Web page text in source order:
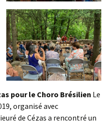
pour le Choro Brésilien Le
organisé avec
de Cézas a rencontré un